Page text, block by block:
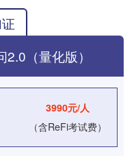
（量化版）
3990元/人
（含ReFi考试费）